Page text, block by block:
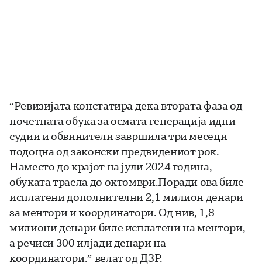
“Ревизијата констатира дека втората фаза од
почетната обука за осмата генерација идни
судии и обвинители завршила три месеци
подоцна од законски предвидениот рок.
Наместо до крајот на јули 2024 година,
обуката траела до октомври.Поради ова биле
исплатени дополнителни 2,1 милион денари
за ментори и координатори. Од нив, 1,8
милиони денари биле исплатени на ментори,
а речиси 300 илјади денари на
координатори.” велат од ДЗР.